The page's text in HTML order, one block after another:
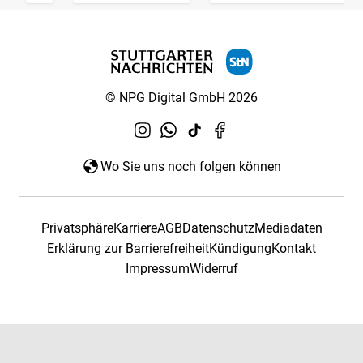
© NPG Digital GmbH 2026
Wo Sie uns noch folgen können
PrivatsphäreKarriereAGBDatenschutzMediadaten
Erklärung zur BarrierefreiheitKündigungKontakt
ImpressumWiderruf